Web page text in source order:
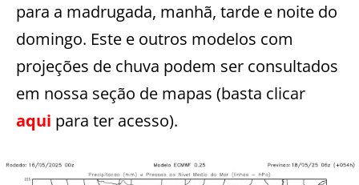
para a madrugada, manhã, tarde e noite do
domingo. Este e outros modelos com
projeções de chuva podem ser consultados
em nossa seção de mapas (basta clicar
aqui para ter acesso).